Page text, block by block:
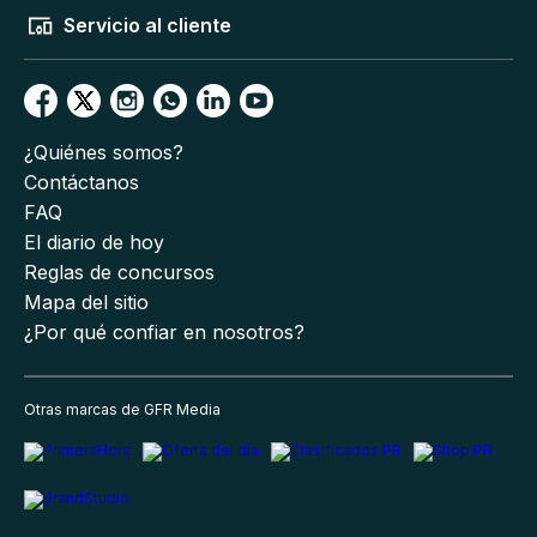
Servicio al cliente
¿Quiénes somos?
Contáctanos
FAQ
El diario de hoy
Reglas de concursos
Mapa del sitio
¿Por qué confiar en nosotros?
Otras marcas de GFR Media